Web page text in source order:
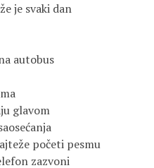
je svaki dan
autobus
glavom
početi pesmu
zazvoni